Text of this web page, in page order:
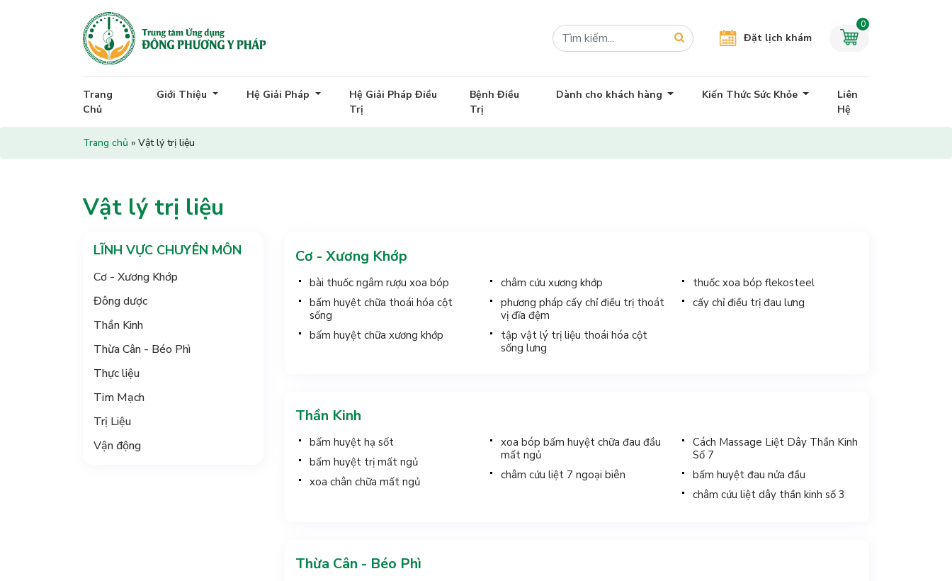
Đặt lịch khám
0
Trang
Chủ
Giới Thiệu Hệ Giải Pháp
Hệ Giải Pháp Điều
Trị
Bệnh Điều
Trị
Dành cho khách hàng Kiến Thức Sức Khỏe
Liên
Hệ
Trang chủ » Vật lý trị liệu
Vật lý trị liệu
LĨNH VỰC CHUYÊN MÔN
Cơ - Xương Khớp
Đông dược
Thần Kinh
Thừa Cân - Béo Phì
Thực liệu
Tim Mạch
Trị Liệu
Vận động
Cơ - Xương Khớp
bài thuốc ngâm rượu xoa bóp
bấm huyệt chữa thoái hóa cột
sống
bấm huyệt chữa xương khớp
châm cứu xương khớp
phương pháp cấy chỉ điều trị thoát
vị đĩa đệm
tập vật lý trị liệu thoái hóa cột
sống lưng
thuốc xoa bóp flekosteel
cấy chỉ điều trị đau lưng
Thần Kinh
bấm huyệt hạ sốt
bấm huyệt trị mất ngủ
xoa chân chữa mất ngủ
xoa bóp bấm huyệt chữa đau đầu
mất ngủ
châm cứu liệt 7 ngoại biên
Cách Massage Liệt Dây Thần Kinh
Số 7
bấm huyệt đau nửa đầu
châm cứu liệt dây thần kinh số 3
Thừa Cân - Béo Phì